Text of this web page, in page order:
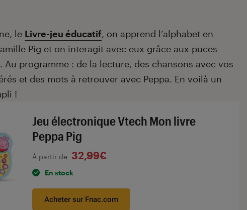
le Livre-jeu éducatif, on apprend l’alphabet en
Pig et on interagit avec eux grâce aux puces
Au programme : de la lecture, des chansons avec vos
et des mots à retrouver avec Peppa. En voilà un
!
Jeu électronique Vtech Mon livre
Peppa Pig
À partir de 32,99€
En stock
Acheter sur Fnac.com